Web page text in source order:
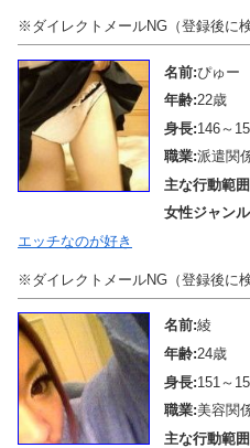
※ダイレクトメールNG（登録後に
名前:ぴゅー
年齢:22歳
身長:146～
職業:派遣関
主な行動範
女性ジャン
エッチなのが好き
※ダイレクトメールNG（登録後に
名前:綾
年齢:24歳
身長:151～
職業:美容関
主な行動範